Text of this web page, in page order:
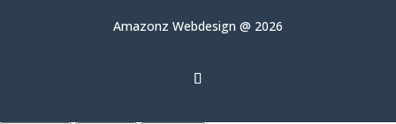
Amazonz Webdesign @ 2026